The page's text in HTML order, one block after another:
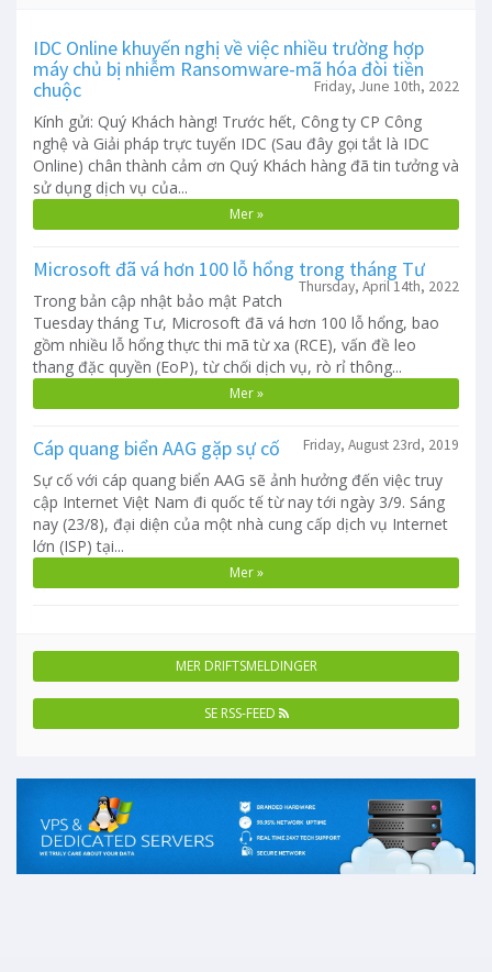
IDC Online khuyến nghị về việc nhiều trường hợp
máy chủ bị nhiễm Ransomware-mã hóa đòi tiền
chuộc
Friday, June 10th, 2022
Kính gửi: Quý Khách hàng! Trước hết, Công ty CP Công
nghệ và Giải pháp trực tuyến IDC (Sau đây gọi tắt là IDC
Online) chân thành cảm ơn Quý Khách hàng đã tin tưởng và
sử dụng dịch vụ của...
Mer »
Microsoft đã vá hơn 100 lỗ hổng trong tháng Tư
Thursday, April 14th, 2022
Trong bản cập nhật bảo mật Patch
Tuesday tháng Tư, Microsoft đã vá hơn 100 lỗ hổng, bao
gồm nhiều lỗ hổng thực thi mã từ xa (RCE), vấn đề leo
thang đặc quyền (EoP), từ chối dịch vụ, rò rỉ thông...
Mer »
Cáp quang biển AAG gặp sự cố Friday, August 23rd, 2019
Sự cố với cáp quang biển AAG sẽ ảnh hưởng đến việc truy
cập Internet Việt Nam đi quốc tế từ nay tới ngày 3/9. Sáng
nay (23/8), đại diện của một nhà cung cấp dịch vụ Internet
lớn (ISP) tại...
Mer »
MER DRIFTSMELDINGER
SE RSS-FEED